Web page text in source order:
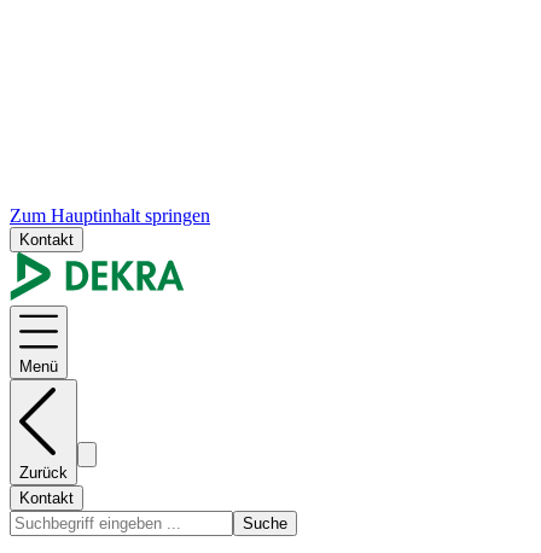
Zum Hauptinhalt springen
Kontakt
Menü
Zurück
Kontakt
Suche